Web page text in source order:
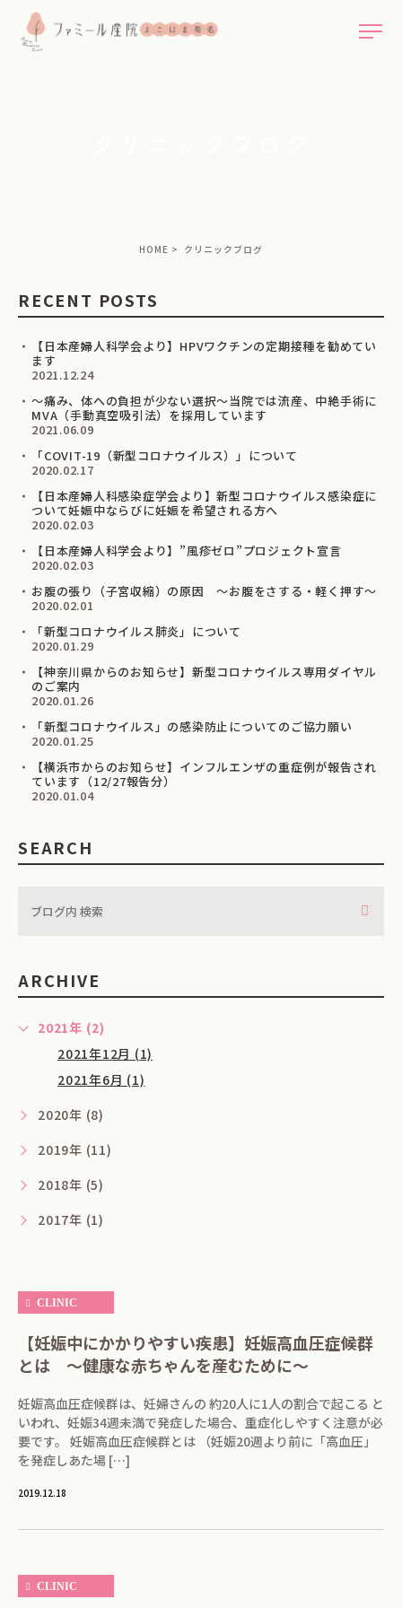
HOME クリニックブログ
CLINIC
【妊娠中にかかりやすい疾患】妊娠高血圧症候群
とは ～健康な赤ちゃんを産むために～
妊娠高血圧症候群は、妊婦さんの 約20人に1人の割合で起こる と
いわれ、妊娠34週未満で発症した場合、重症化しやすく注意が必
要です。 妊娠高血圧症候群とは （妊娠20週より前に「高血圧」
を発症しあた場 […]
2019.12.18
CLINIC
RECENT POSTS
【日本産婦人科学会より】HPVワクチンの定期接種を勧めてい
ます
2021.12.24
～痛み、体への負担が少ない選択～当院では流産、中絶手術に
MVA（手動真空吸引法）を採用しています
2021.06.09
「COVIT-19（新型コロナウイルス）」について
2020.02.17
【日本産婦人科感染症学会より】新型コロナウイルス感染症に
ついて妊娠中ならびに妊娠を希望される⽅へ
2020.02.03
【日本産婦人科学会より】”風疹ゼロ”プロジェクト宣言
2020.02.03
お腹の張り（子宮収縮）の原因 ～お腹をさする・軽く押す～
2020.02.01
「新型コロナウイルス肺炎」について
2020.01.29
【神奈川県からのお知らせ】新型コロナウイルス専用ダイヤル
のご案内
2020.01.26
「新型コロナウイルス」の感染防止についてのご協力願い
2020.01.25
【横浜市からのお知らせ】インフルエンザの重症例が報告され
ています（12/27報告分）
2020.01.04
SEARCH
ARCHIVE
2021年 (2)
2021年12月 (1)
2021年6月 (1)
2020年 (8)
2019年 (11)
2018年 (5)
2017年 (1)